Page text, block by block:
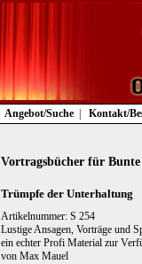
Angebot/Suche Kontakt/
Vortragsbücher für Bunte
Trümpfe der Unterhaltung
Artikelnummer: S 254
Lustige Ansagen, Vorträge und
ein echter Profi Material zur
von Max Mauel